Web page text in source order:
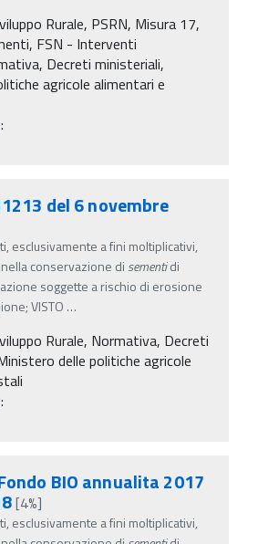
Rurale, PSRN, Misura 17,
FSN - Interventi
Decreti ministeriali,
agricole alimentari e
:
del 6 novembre
esclusivamente a fini moltiplicativi,
conservazione di sementidi
soggette a rischio di erosione
VISTO …
Rurale, Normativa, Decreti
delle politiche agricole
:
BIO annualita 2017
[4%]
esclusivamente a fini moltiplicativi,